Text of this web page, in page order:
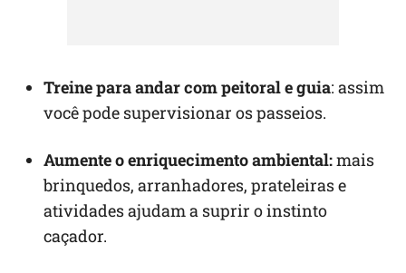
Treine para andar com peitoral e guia: assim
você pode supervisionar os passeios.
Aumente o enriquecimento ambiental:mais
brinquedos, arranhadores, prateleiras e
atividades ajudam a suprir o instinto
caçador.